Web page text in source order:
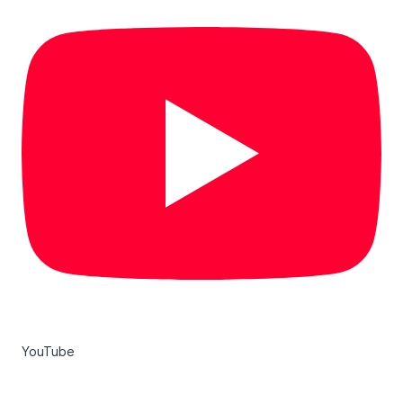
YouTube